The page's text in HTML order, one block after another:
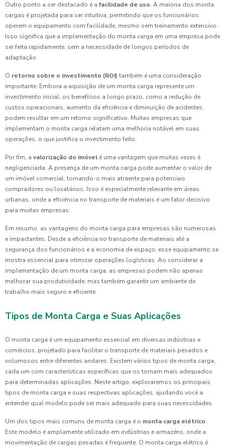
Outro ponto a ser destacado é a facilidade de uso. A maioria dos monta
cargas é projetada para ser intuitiva, permitindo que os funcionários
operem o equipamento com facilidade, mesmo sem treinamento extensivo.
Isso significa que a implementação do monta carga em uma empresa pode
ser feita rapidamente, sem a necessidade de longos períodos de
adaptação.
O retorno sobre o investimento (ROI) também é uma consideração
importante. Embora a aquisição de um monta carga represente um
investimento inicial, os benefícios a longo prazo, como a redução de
custos operacionais, aumento da eficiência e diminuição de acidentes,
podem resultar em um retorno significativo. Muitas empresas que
implementam o monta carga relatam uma melhoria notável em suas
operações, o que justifica o investimento feito.
Por fim, a valorização do imóvel é uma vantagem que muitas vezes é
negligenciada. A presença de um monta carga pode aumentar o valor de
um imóvel comercial, tornando-o mais atraente para potenciais
compradores ou locatários. Isso é especialmente relevante em áreas
urbanas, onde a eficiência no transporte de materiais é um fator decisivo
para muitas empresas.
Em resumo, as vantagens do monta carga para empresas são numerosas
e impactantes. Desde a eficiência no transporte de materiais até a
segurança dos funcionários e a economia de espaço, esse equipamento se
mostra essencial para otimizar operações logísticas. Ao considerar a
implementação de um monta carga, as empresas podem não apenas
melhorar sua produtividade, mas também garantir um ambiente de
trabalho mais seguro e eficiente.
Tipos de Monta Carga e Suas Aplicações
O monta carga é um equipamento essencial em diversas indústrias e
comércios, projetado para facilitar o transporte de materiais pesados e
volumosos entre diferentes andares. Existem vários tipos de monta carga,
cada um com características específicas que os tornam mais adequados
para determinadas aplicações. Neste artigo, exploraremos os principais
tipos de monta carga e suas respectivas aplicações, ajudando você a
entender qual modelo pode ser mais adequado para suas necessidades.
Um dos tipos mais comuns de monta carga é o monta carga elétrico.
Este modelo é amplamente utilizado em indústrias e armazéns, onde a
movimentação de cargas pesadas é frequente. O monta carga elétrico é